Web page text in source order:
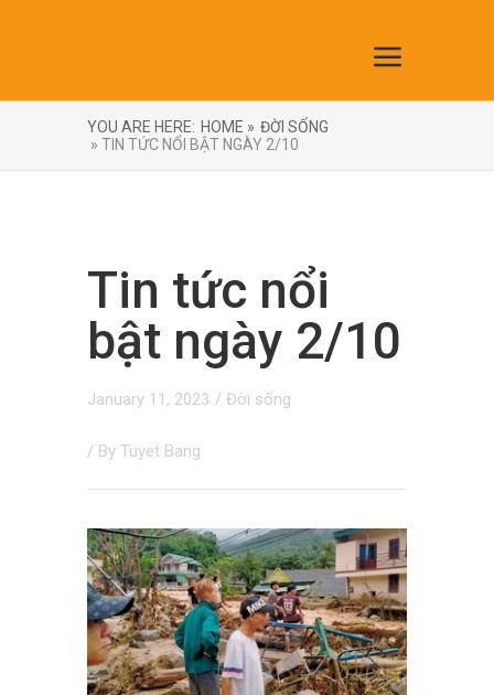
YOU ARE HERE: HOME » ĐỜI SỐNG
» TIN TỨC NỔI BẬT NGÀY 2/10
Tin tức nổi
bật ngày 2/10
January 11, 2023 / Đời sống
/ By Tuyet Bang